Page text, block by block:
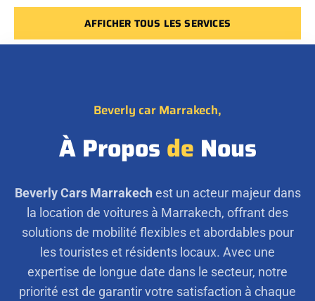
AFFICHER TOUS LES SERVICES
Beverly car Marrakech,
À Propos de Nous
Beverly Cars Marrakechest un acteur majeur dans
la location de voitures à Marrakech, offrant des
solutions de mobilité flexibles et abordables pour
les touristes et résidents locaux. Avec une
expertise de longue date dans le secteur, notre
priorité est de garantir votre satisfaction à chaque